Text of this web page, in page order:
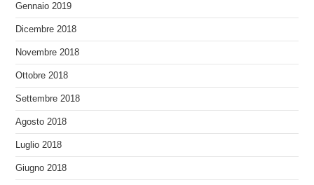
Gennaio 2019
Dicembre 2018
Novembre 2018
Ottobre 2018
Settembre 2018
Agosto 2018
Luglio 2018
Giugno 2018